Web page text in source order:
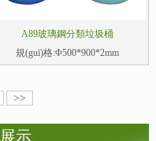
示
A89玻璃鋼分類垃圾桶
規(guī)格:Φ500*900*2mm
>>